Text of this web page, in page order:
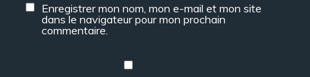
Enregistrer mon nom, mon e-mail et mon site
dans le navigateur pour mon prochain
commentaire.